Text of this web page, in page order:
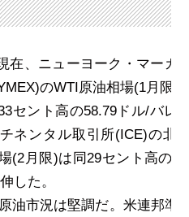
English Website
Rim Energy Media(韓国語)
在、ニューヨーク・マーカ
のWTI原油相場(1月限
セント高の58.79 ドル/バレ
ネンタル取引所(ICE)の北
(2 月限)は同29セント高の
した。
油市況は堅調だ。米連邦準